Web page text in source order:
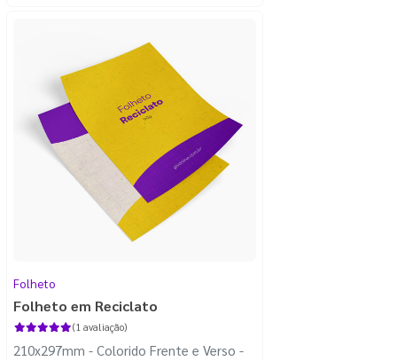
Folheto
Folheto em Reciclato
(1 avaliação)
210x297mm - Colorido Frente e Verso -